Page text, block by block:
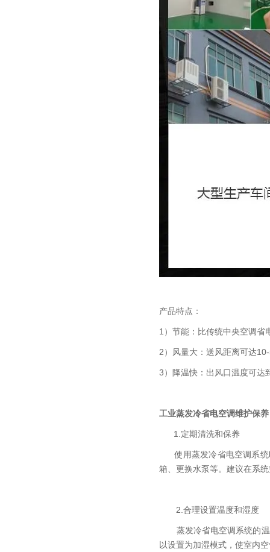
产品特点：
1）节能：比传统中央空调省
2）风量大：送风距离可达
3）降温快：出风口温度可达
工业蒸发冷省电空调维护保
1.定期清洗和保养
使用蒸发冷省电空调系统
箱、更换水泵等。建议在系
2.合理设置温度和湿度
蒸发冷省电空调系统的温
以设置为加湿模式，使室内